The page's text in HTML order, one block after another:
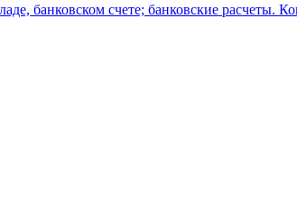
банковском счете; банковские расчеты.